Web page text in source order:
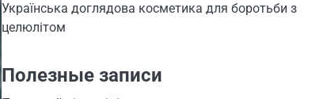
Українська доглядова косметика для боротьби з
целюлітом
Полезные записи